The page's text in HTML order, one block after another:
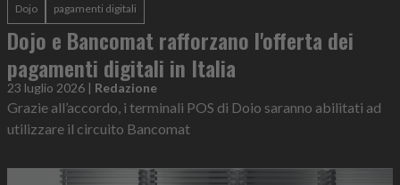
Dojo pagamenti digitali
Dojo e Bancomat rafforzano l'offerta dei
pagamenti digitali in Italia
23 luglio 2026 | Redazione
Grazie all’accordo, i terminali POS di Doio saranno abilitati ad
utilizzare il circuito Bancomat